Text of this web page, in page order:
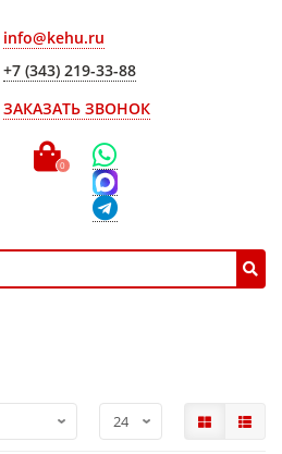
info@kehu.ru
+7 (343) 219-33-88
ЗАКАЗАТЬ ЗВОНОК
0